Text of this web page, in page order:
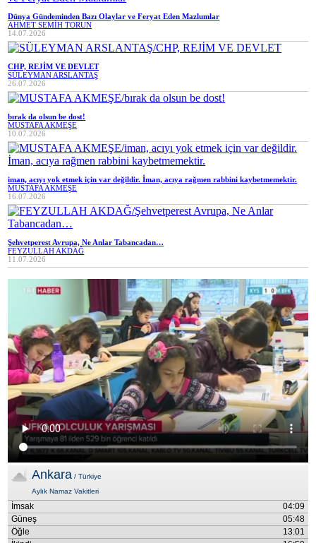
Dünya Gündeminden Bazı Olaylar ve Feryat Eden Mazlumlar
AHMET SEMİH TORUN
14.07.2026
CHP, REJİM VE DEVLET
SÜLEYMAN ARSLANTAŞ
26.07.2026
bırak da olsun be dost!
MUSTAFA AKMEŞE
10.07.2026
iman, acıyı yok etmek için var değildir. İman, acıya rağmen rabbini kaybetmemektir.
MUSTAFA AKMEŞE
16.07.2026
Şehvetperest Avrupa, Ne Anlar Tabancadan…
FEYZULLAH AKDAĞ
11.07.2026